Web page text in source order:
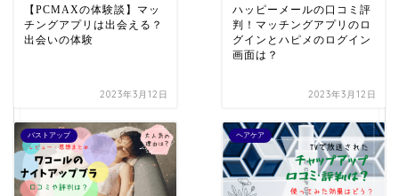
【PCMAXの体験談】マッ
チングアプリは出会える？
出会いの体験
2023年3月12日
ハッピーメールの口コミ評
判！マッチングアプリのロ
グインとハピメのログイン
画面は？
2023年3月12日
バストアップ ヘアケア